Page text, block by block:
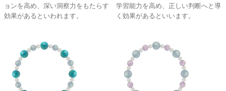
ョンを高め、深い洞察力をもたらす
効果があるといわれます。
学習能力を高め、正しい判断へと導
く効果があるといいます。